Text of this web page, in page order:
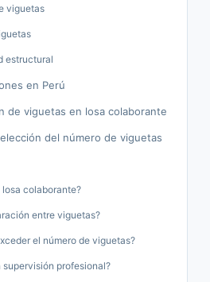
viguetas
estructural
en Perú
de viguetas en losa colaborante
del número de viguetas
colaborante?
entre viguetas?
el número de viguetas?
profesional?